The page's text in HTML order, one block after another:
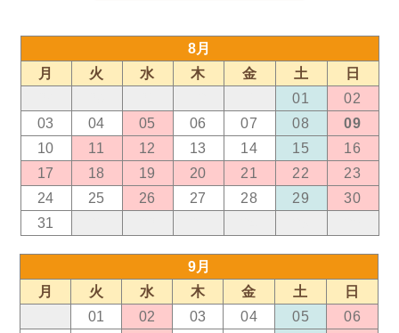
8月
月
火 水 木 金 土
日
01
02
03
04 05 06 07 08
09
10
11 12 13 14 15
16
17
18 19 20 21 22
23
24
25 26 27 28 29
30
31
9月
月
火 水 木 金 土
日
01 02 03 04 05
06